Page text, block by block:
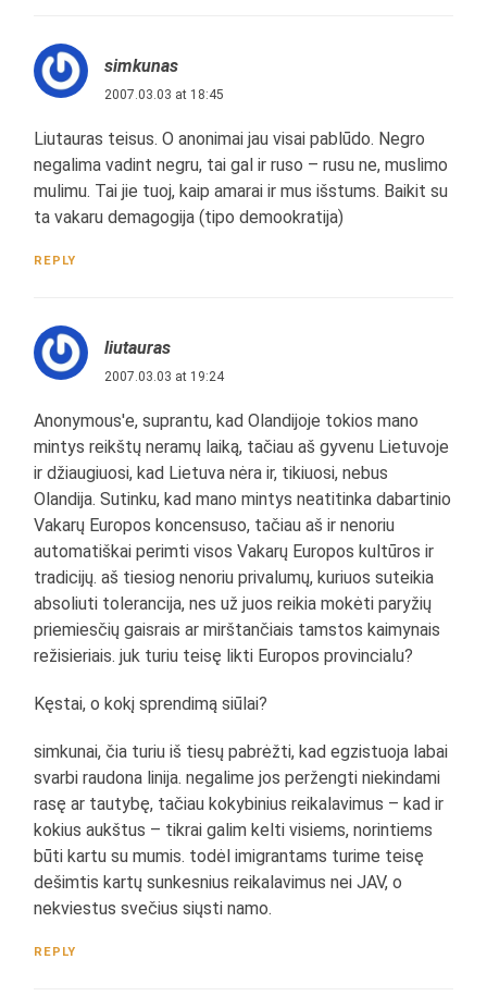
simkunas
2007.03.03 at 18:45
Liutauras teisus. O anonimai jau visai pablūdo. Negro
negalima vadint negru, tai gal ir ruso – rusu ne, muslimo
mulimu. Tai jie tuoj, kaip amarai ir mus išstums. Baikit su
ta vakaru demagogija (tipo demookratija)
REPLY
liutauras
2007.03.03 at 19:24
Anonymous'e, suprantu, kad Olandijoje tokios mano
mintys reikštų neramų laiką, tačiau aš gyvenu Lietuvoje
ir džiaugiuosi, kad Lietuva nėra ir, tikiuosi, nebus
Olandija. Sutinku, kad mano mintys neatitinka dabartinio
Vakarų Europos koncensuso, tačiau aš ir nenoriu
automatiškai perimti visos Vakarų Europos kultūros ir
tradicijų. aš tiesiog nenoriu privalumų, kuriuos suteikia
absoliuti tolerancija, nes už juos reikia mokėti paryžių
priemiesčių gaisrais ar mirštančiais tamstos kaimynais
režisieriais. juk turiu teisę likti Europos provincialu?
Kęstai, o kokį sprendimą siūlai?
simkunai, čia turiu iš tiesų pabrėžti, kad egzistuoja labai
svarbi raudona linija. negalime jos peržengti niekindami
rasę ar tautybę, tačiau kokybinius reikalavimus – kad ir
kokius aukštus – tikrai galim kelti visiems, norintiems
būti kartu su mumis. todėl imigrantams turime teisę
dešimtis kartų sunkesnius reikalavimus nei JAV, o
nekviestus svečius siųsti namo.
REPLY